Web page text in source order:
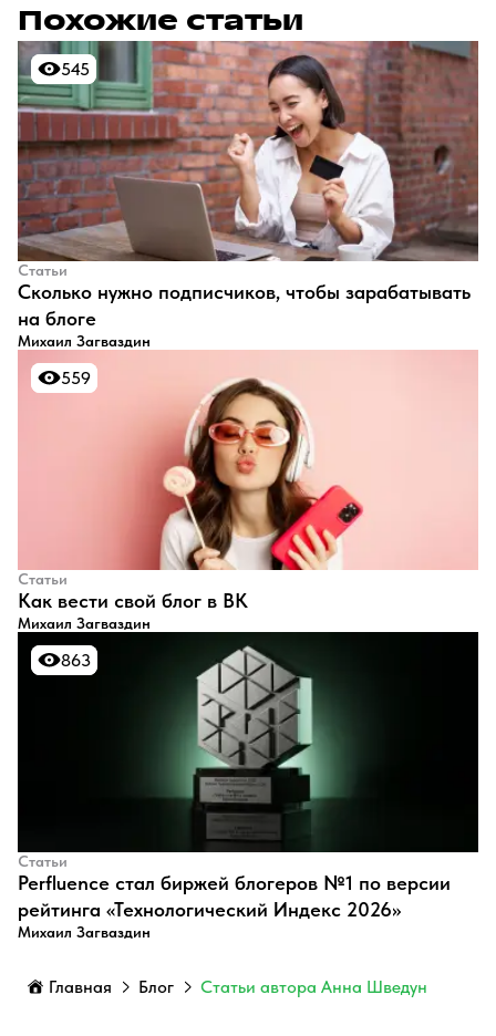
Похожие статьи
545
545
Статьи
​Сколько нужно подписчиков, чтобы зарабатывать
на блоге
Михаил Загваздин
559
559
Статьи
​Как вести свой блог в ВК
Михаил Загваздин
863
863
Статьи
Perfluence стал биржей блогеров №1 по версии
рейтинга «Технологический Индекс 2026»
Михаил Загваздин
Главная Блог Статьи автора Анна Шведун